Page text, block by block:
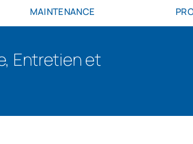
MAINTENANCE
Entretien et